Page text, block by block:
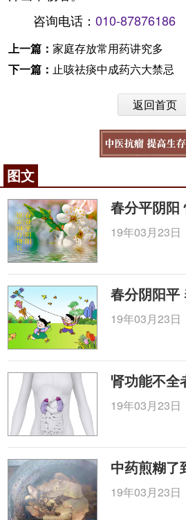
咨询电话： 010-87876186
上一篇： 家庭存放常用药讲究多
下一篇： 止咳祛痰中成药六大禁忌
返回首页
图文
春分平阴阳
19年03月23日
春分阴阳平
19年03月23日
肾功能不全
19年03月23日
中药煎糊了
19年03月23日